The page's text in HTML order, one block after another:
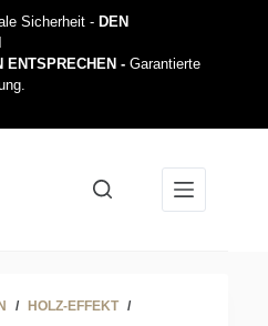
Sicherheit - DEN
ENTSPRECHEN - Garantierte
/ HOLZ-EFFEKT /